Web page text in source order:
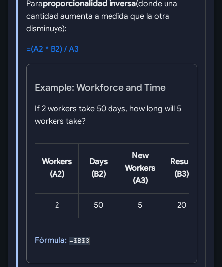
Paraproporcionalidad inversa(donde una
cantidad aumenta a medida que la otra
disminuye):
=(A2 * B2) / A3
Example: Workforce and Time
If 2 workers take 50 days, how long will 5
workers take?
Workers
(A2)
Days
(B2)
New
Workers
(A3)
Result
(B3)
2 50 5 20
Fórmula: =$B$3